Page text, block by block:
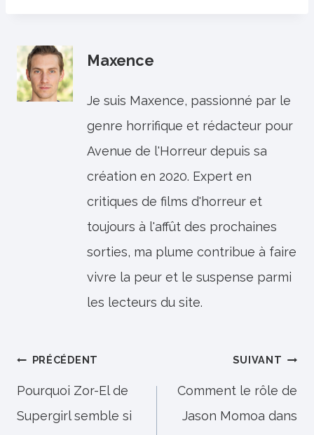
Maxence
Je suis Maxence, passionné par le
genre horrifique et rédacteur pour
Avenue de l'Horreur depuis sa
création en 2020. Expert en
critiques de films d'horreur et
toujours à l'affût des prochaines
sorties, ma plume contribue à faire
vivre la peur et le suspense parmi
les lecteurs du site.
Navigation
de
l’article
PRÉCÉDENT
Pourquoi Zor-El de
Supergirl semble si
SUIVANT
Comment le rôle de
Jason Momoa dans